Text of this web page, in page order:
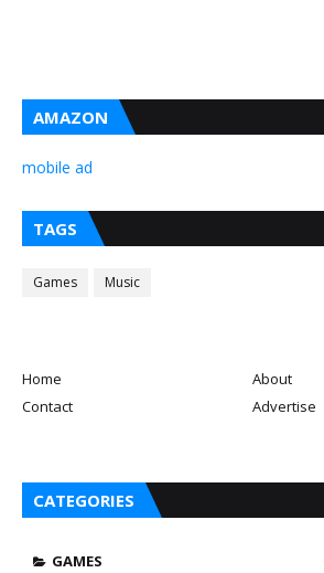
AMAZON
mobile ad
TAGS
Games Music
Home
About
Contact
Advertise
CATEGORIES
GAMES